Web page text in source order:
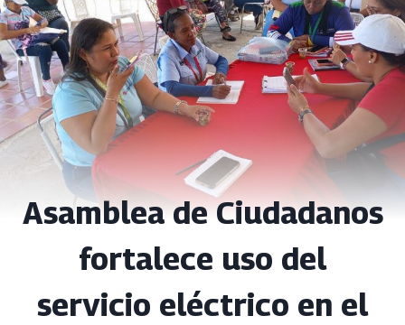
Asamblea de Ciudadanos
fortalece uso del
servicio eléctrico en el